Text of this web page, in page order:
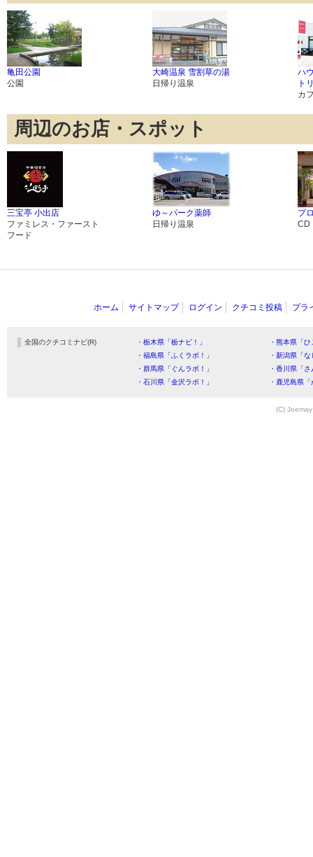
亀田公園
公園
大崎温泉 雪割草の湯
日帰り温泉
ハ
ト
カ
周辺のお店・スポット
三宝亭 小出店
ファミレス・ファースト
フード
ゆ～パーク薬師
日帰り温泉
プ
CD
ホーム サイトマップ ログイン クチコミ投稿 プラ
全国のクチコミナビ(R) ・栃木県「栃ナビ！」
・熊本県「
・福島県「ふくラボ！」
・新潟県「
・群馬県「ぐんラボ！」
・香川県「
・石川県「金沢ラボ！」
・鹿児島県
(C)